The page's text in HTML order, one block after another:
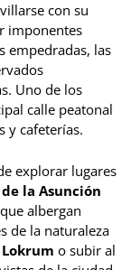
con su
imponentes
empedradas, las
Uno de los
calle peatonal
y cafeterías.
explorar lugares
la Asunción
albergan
de la naturaleza
o subir al